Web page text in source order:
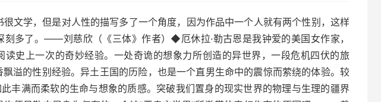
文学，但是对人性的描写多了一个角度，因为作品中一个人就有两个性别，这样
刻多了。——刘慈欣（《三体》作者）◆厄休拉·勒古恩是我钟爱的美国女作家，
读史上一次的奇妙经验。一处奇诡的想象力所创造的异世界，一段危机四伏的旅
溢的性别经验。异土王国的历险，也是一个直男生命中的震惊而萦绕的体验。较
此丰满而柔软的生命与想象的质感。突破我们置身的现实世界的物理与生理的疆界